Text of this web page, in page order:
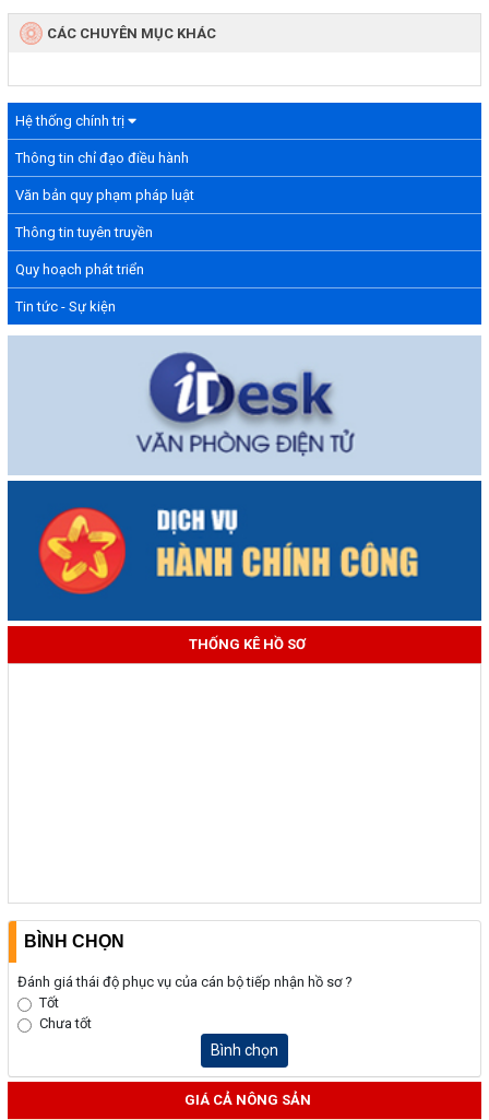
Hệ thống chính trị
Thông tin chỉ đạo điều hành
Văn bản quy phạm pháp luật
Thông tin tuyên truyền
Quy hoạch phát triển
Tin tức - Sự kiện
THỐNG KÊ HỒ SƠ
BÌNH CHỌN
Đánh giá thái độ phục vụ của cán bộ tiếp nhận hồ sơ ?
Tốt
Chưa tốt
Bình chọn
GIÁ CẢ NÔNG SẢN
CÁC CHUYÊN MỤC KHÁC